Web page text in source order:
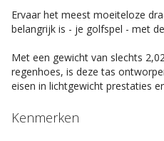
Ervaar het meest moeiteloze
belangrijk is - je golfspel - met
Met een gewicht van slechts
regenhoes, is deze tas
eisen in lichtgewicht prestaties
Kenmerken